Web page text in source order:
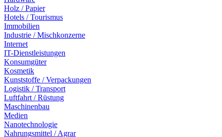
Holz / Papier
Hotels / Tourismus
Immobilien
Industrie / Mischkonzerne
Internet
IT-Dienstleistungen
Konsumgüter
Kosmetik
Kunststoffe / Verpackungen
Logistik / Transport
Luftfahrt / Rüstung
Maschinenbau
Medien
Nanotechnologie
Nahrungsmittel / Agrar